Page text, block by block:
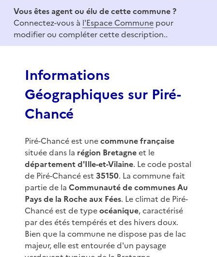
f
Vous êtes agent ou élu de cette commune ?
Connectez-vous à l'Espace Commune pour
modifier ou compléter cette description..
Informations
Géographiques sur Piré-
Chancé
Piré-Chancé est unecommune française
située dans la région Bretagneet le
département d'Ille-et-Vilaine. Le code postal
de Piré-Chancé est 35150. La commune fait
partie de la Communauté de communes Au
Pays de la Roche aux Fées. Le climat de Piré-
Chancé est de typeocéanique, caractérisé
par des étés tempérés et des hivers doux.
Bien que la commune ne dispose pas de lac
majeur, elle est entourée d'un paysage